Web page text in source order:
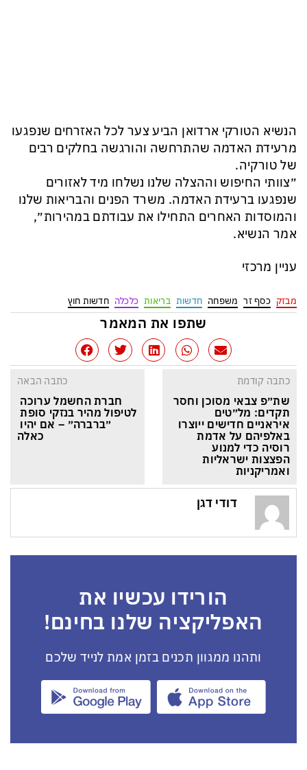
הנשיא הטורקי ארדואן הביע צער לכל האזרחים שנפגעו
מרעידת האדמה שהתרחשה והורגשה בחלקים רבים
של טורקיה.
״צוותי החיפוש וההצלה שלנו נשלחו מיד לאזורים
שנפגעו ברעידת האדמה. משרד הפנים והבריאות שלנו
והמוסדות האחרים התחילו את עבודתם במהירות״,
אמר הנשיא.
עניין מרכזי
מבזק כסף זר משפחה חדשות בריאות כלכלה חדשות חוץ
שתפו את המאמר
כתבה קודמת
שת״פ צבאי מסוכן וחסר
תקדים: מל״טים
איראניים חדישים ייוצרו
באלפיהם על אדמת
רוסיה כדי למנוע
הפצצות ישראליות
ואמריקניות
כתבה הבאה
חברת החשמל ערוכה
לטיפול מהיר בנזקי סופת
״ברברה״ – אם יהיו
כאלה
דודי דגן
הורידו עכשיו את
האפליקציה שלנו בחינם!
ותהנו ממגוון תכנים בזמן אמת לנייד שלכם